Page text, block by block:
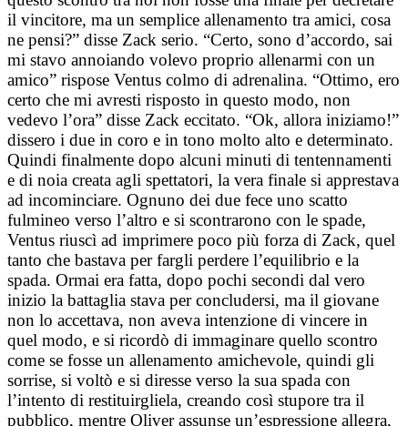
il vincitore, ma un semplice allenamento tra amici, cosa
ne pensi?” disse Zack serio. “Certo, sono d’accordo, sai
mi stavo annoiando volevo proprio allenarmi con un
amico” rispose Ventus colmo di adrenalina. “Ottimo, ero
certo che mi avresti risposto in questo modo, non
vedevo l’ora” disse Zack eccitato. “Ok, allora iniziamo!”
dissero i due in coro e in tono molto alto e determinato.
Quindi finalmente dopo alcuni minuti di tentennamenti
e di noia creata agli spettatori, la vera finale si apprestava
ad incominciare. Ognuno dei due fece uno scatto
fulmineo verso l’altro e si scontrarono con le spade,
Ventus riuscì ad imprimere poco più forza di Zack, quel
tanto che bastava per fargli perdere l’equilibrio e la
spada. Ormai era fatta, dopo pochi secondi dal vero
inizio la battaglia stava per concludersi, ma il giovane
non lo accettava, non aveva intenzione di vincere in
quel modo, e si ricordò di immaginare quello scontro
come se fosse un allenamento amichevole, quindi gli
sorrise, si voltò e si diresse verso la sua spada con
l’intento di restituirgliela, creando così stupore tra il
pubblico, mentre Oliver assunse un’espressione allegra,